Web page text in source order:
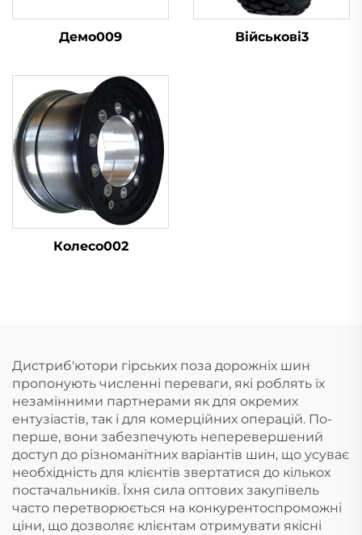
Демо009 Військові3
Колесо002
Дистриб'ютори гірських поза дорожніх шин
пропонують численні переваги, які роблять їх
незамінними партнерами як для окремих
ентузіастів, так і для комерційних операцій. По-
перше, вони забезпечують неперевершений
доступ до різноманітних варіантів шин, що усуває
необхідність для клієнтів звертатися до кількох
постачальників. Їхня сила оптових закупівель
часто перетворюється на конкурентоспроможні
ціни, що дозволяє клієнтам отримувати якісні